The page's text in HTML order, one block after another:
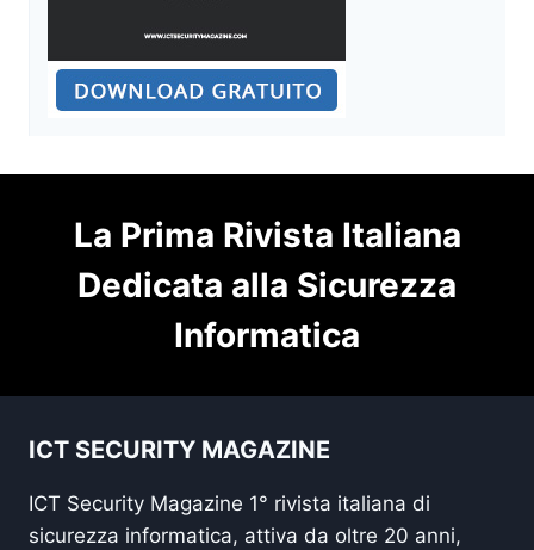
La Prima Rivista Italiana
Dedicata alla Sicurezza
Informatica
ICT SECURITY MAGAZINE
ICT Security Magazine 1° rivista italiana di
sicurezza informatica, attiva da oltre 20 anni,